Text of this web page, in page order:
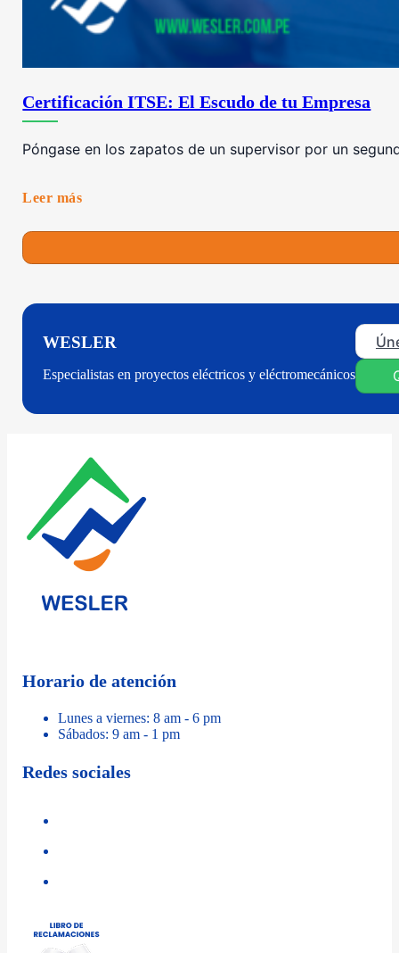
Certificación ITSE: El Escudo de tu Empresa
Póngase en los zapatos de un supervisor por un
Leer más
WESLER
Especialistas en proyectos eléctricos y eléctromecánicos
Horario de atención
Lunes a viernes: 8 am - 6 pm
Sábados: 9 am - 1 pm
Redes sociales